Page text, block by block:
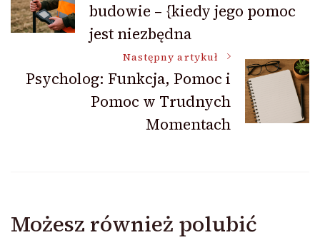
wpisubudowie – {kiedy jego pomoc
jest niezbędna
Następny artykuł
Psycholog: Funkcja, Pomoc i
Pomoc w Trudnych
Momentach
Możesz również polubić